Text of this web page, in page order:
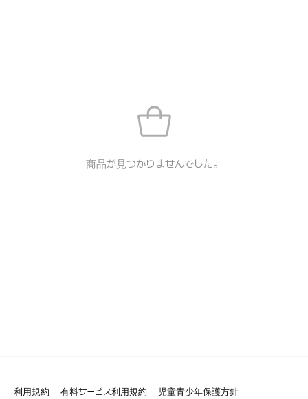
商品が見つかりませんでした。
利用規約 有料サービス利用規約
児童青少年保護方針